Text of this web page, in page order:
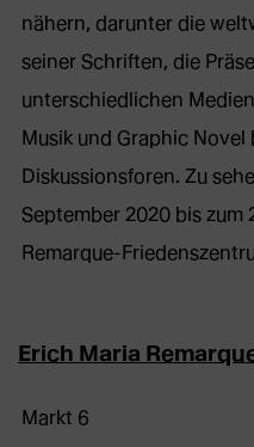
nähern, darunter die
seiner Schriften, die
unterschiedlichen
Musik und Graphic Novel
Diskussionsforen. Zu
September 2020 bis zum
Remarque-
Erich Maria
Markt 6